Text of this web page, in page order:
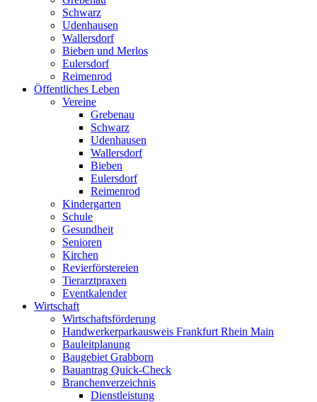
Schwarz
Udenhausen
Wallersdorf
Bieben und Merlos
Eulersdorf
Reimenrod
Öffentliches Leben
Vereine
Grebenau
Schwarz
Udenhausen
Wallersdorf
Bieben
Eulersdorf
Reimenrod
Kindergarten
Schule
Gesundheit
Senioren
Kirchen
Revierförstereien
Tierarztpraxen
Eventkalender
Wirtschaft
Wirtschaftsförderung
Handwerkerparkausweis Frankfurt Rhein Main
Bauleitplanung
Baugebiet Grabborn
Bauantrag Quick-Check
Branchenverzeichnis
Dienstleistung